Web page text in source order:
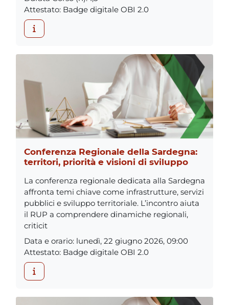
Attestato: Badge digitale OBI 2.0
Conferenza Regionale della Sardegna:
territori, priorità e visioni di sviluppo
La conferenza regionale dedicata alla Sardegna
affronta temi chiave come infrastrutture, servizi
pubblici e sviluppo territoriale. L’incontro aiuta
il RUP a comprendere dinamiche regionali,
criticit
Data e orario: lunedì, 22 giugno 2026, 09:00
Attestato: Badge digitale OBI 2.0